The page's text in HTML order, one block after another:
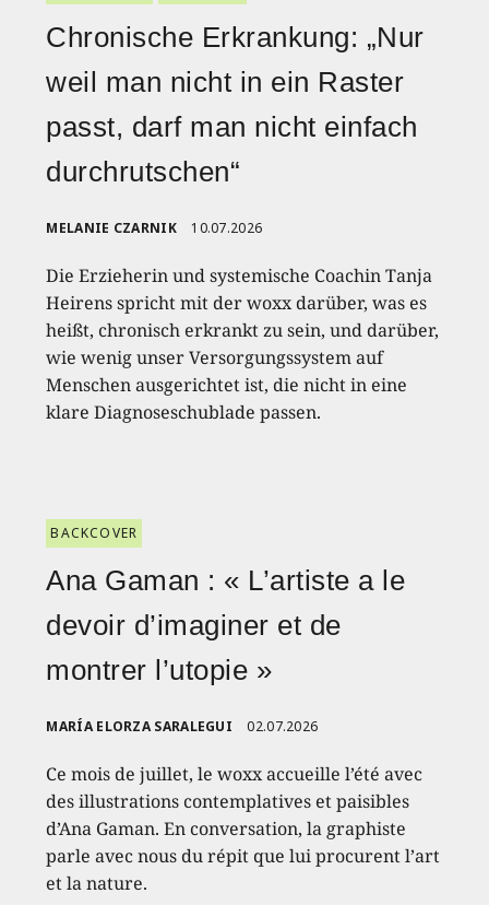
Chronische Erkrankung: „Nur
weil man nicht in ein Raster
passt, darf man nicht einfach
durchrutschen“
MELANIE CZARNIK 10.07.2026
Die Erzieherin und systemische Coachin Tanja
Heirens spricht mit der woxx darüber, was es
heißt, chronisch erkrankt zu sein, und darüber,
wie wenig unser Versorgungssystem auf
Menschen ausgerichtet ist, die nicht in eine
klare Diagnoseschublade passen.
BACKCOVER
Ana Gaman : « L’artiste a le
devoir d’imaginer et de
montrer l’utopie »
MARÍA ELORZA SARALEGUI 02.07.2026
Ce mois de juillet, le woxx accueille l’été avec
des illustrations contemplatives et paisibles
d’Ana Gaman. En conversation, la graphiste
parle avec nous du répit que lui procurent l’art
et la nature.